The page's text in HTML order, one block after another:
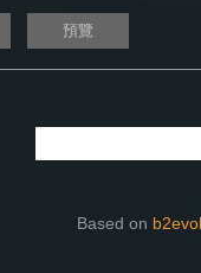
Based on